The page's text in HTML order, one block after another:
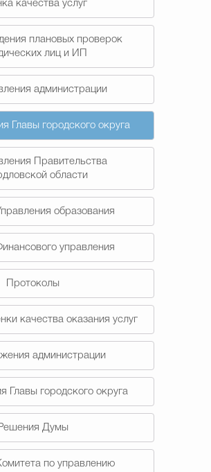
качества услуг
плановых проверок
лиц и ИП
администрации
Главы городского округа
Правительства
области
образования
управления
Протоколы
качества оказания услуг
администрации
Главы городского округа
Думы
по управлению